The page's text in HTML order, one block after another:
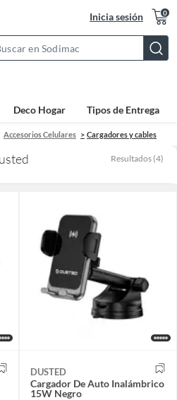
Inicia sesión 0
Bar
Deco Hogar Tipos de Entrega
Accesorios Celulares Cargadores y cables
Resultados (4)
DUSTED
Cargador De Auto Inalámbrico
15W Negro